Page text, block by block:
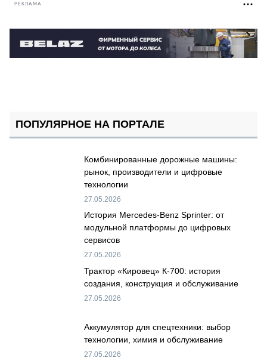
РЕКЛАМА
ПОПУЛЯРНОЕ НА ПОРТАЛЕ
Комбинированные дорожные машины:
рынок, производители и цифровые
технологии
27.05.2026
История Mercedes-Benz Sprinter: от
модульной платформы до цифровых
сервисов
27.05.2026
Трактор «Кировец» К-700: история
создания, конструкция и обслуживание
27.05.2026
Аккумулятор для спецтехники: выбор
технологии, химия и обслуживание
27.05.2026